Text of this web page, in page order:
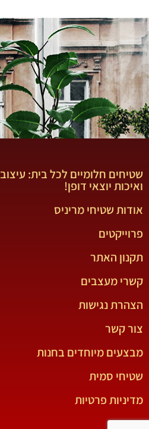
שטיחים חלומיים לכל בית: עיצוב
ואיכות יוצאי דופן!
אודות שטיחי מריניס
פרוייקטים
תקנון האתר
קשרי מעצבים
הצהרת נגישות
צור קשר
מבצעים מיוחדים בחנות
שטיחי סמית
מדיניות פרטיות